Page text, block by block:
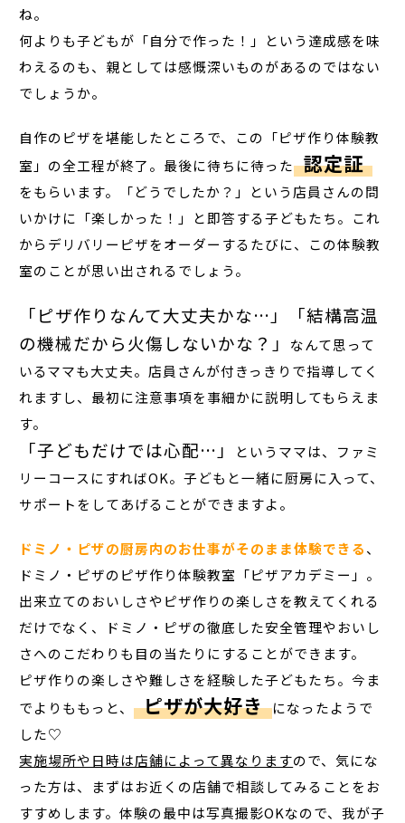
ね。
何よりも子どもが「自分で作った！」という達成感を味
わえるのも、親としては感慨深いものがあるのではない
でしょうか。
自作のピザを堪能したところで、この「ピザ作り体験教
室」の全工程が終了。最後に待ちに待った 認定証
をもらいます。「どうでしたか？」という店員さんの問
いかけに「楽しかった！」と即答する子どもたち。これ
からデリバリーピザをオーダーするたびに、この体験教
室のことが思い出されるでしょう。
「ピザ作りなんて大丈夫かな…」「結構高温
の機械だから火傷しないかな？」
なんて思って
いるママも大丈夫。店員さんが付きっきりで指導してく
れますし、最初に注意事項を事細かに説明してもらえま
す。
「子どもだけでは心配…」
というママは、ファミ
リーコースにすればOK。子どもと一緒に厨房に入って、
サポートをしてあげることができますよ。
ドミノ・ピザの厨房内のお仕事がそのまま体験できる、
ドミノ・ピザのピザ作り体験教室「ピザアカデミー」。
出来立てのおいしさやピザ作りの楽しさを教えてくれる
だけでなく、ドミノ・ピザの徹底した安全管理やおいし
さへのこだわりも目の当たりにすることができます。
ピザ作りの楽しさや難しさを経験した子どもたち。今ま
でよりももっと、 ピザが大好き になったようで
した♡
実施場所や日時は店舗によって異なりますので、気にな
った方は、まずはお近くの店舗で相談してみることをお
すすめします。体験の最中は写真撮影OKなので、我が子